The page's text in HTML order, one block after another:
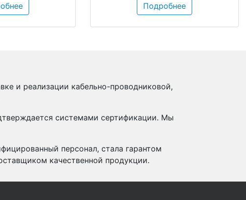
Подробнее
и реализации кабельно-проводниковой,
системами сертификации. Мы
персонал, стала гарантом
качественной продукции.